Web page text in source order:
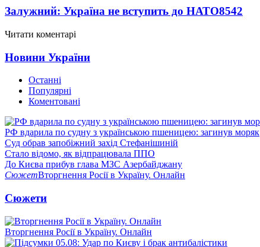
Залужний: Україна не вступить до НАТО8542
Читати коментарі
Новини України
Останні
Популярні
Коментовані
РФ вдарила по судну з українською пшеницею: загинув моряк
Суд обрав запобіжний захід Стефанішиній
Стало відомо, як відпрацювала ППО
До Києва прибув глава МЗС Азербайджану
СюжетВторгнення Росії в Україну. Онлайн
Сюжети
Вторгнення Росії в Україну. Онлайн